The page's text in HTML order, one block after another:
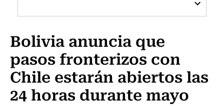
Programas Radio y TV Usach
Bolivia anuncia que
pasos fronterizos con
Chile estarán abiertos las
24 horas durante mayo